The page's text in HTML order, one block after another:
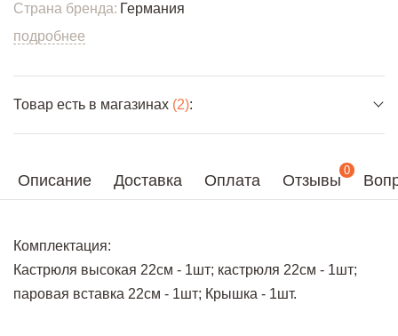
Описание Доставка Оплата Отзывы
0
Комплектация:
Кастрюля высокая 22см - 1шт; кастрюля 22см - 1шт;
паровая вставка 22см - 1шт; Крышка - 1шт.
Страна бренда: Германия
подробнее
Товар есть в магазинах (2):